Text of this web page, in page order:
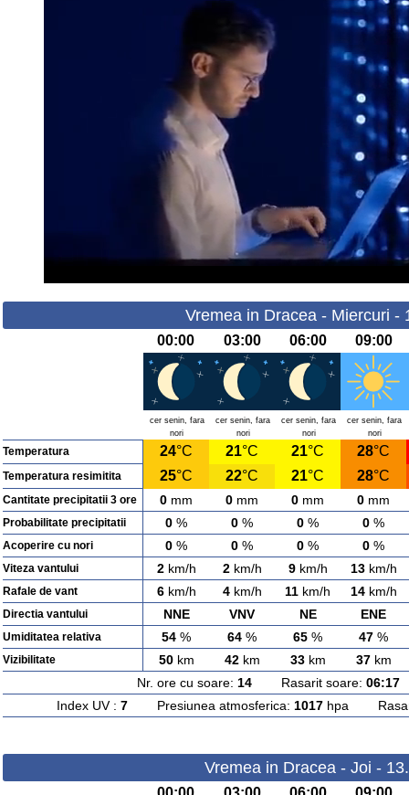
Vremea in Dracea - Miercuri -
00:00 03:00 06:00 09:00
cer senin, fara
nori
cer senin, fara
nori
cer senin, fara
nori
cer senin, fara
nori
Temperatura 24°C 21°C 21°C 28°C
Temperatura resimitita 25°C 22°C 21°C 28°C
Cantitate precipitatii 3 ore 0 mm 0 mm 0 mm 0 mm
Probabilitate precipitatii 0 % 0 % 0 % 0 %
Acoperire cu nori 0 % 0 % 0 % 0 %
Viteza vantului 2km/h 2km/h 9km/h 13km/h
Rafale de vant 6km/h 4km/h 11 km/h 14km/h
Directia vantului NNE VNV NE ENE
Umiditatea relativa 54 % 64 % 65 % 47 %
Vizibilitate 50km 42km 33km 37km
Nr. ore cu soare: 14Rasarit soare: 06:17
Index UV : 7Presiunea atmosferica: 1017hpa
Vremea in Dracea - Joi -